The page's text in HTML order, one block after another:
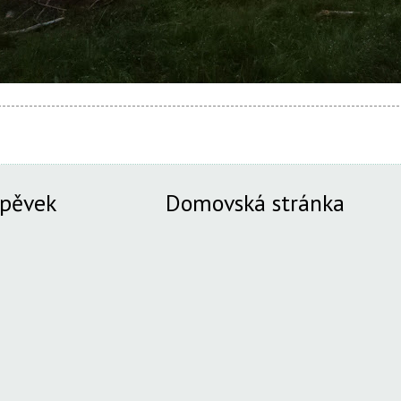
Domovská stránka